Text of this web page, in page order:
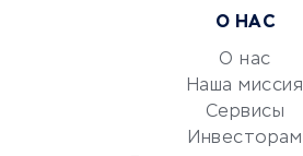
О НАС
О нас
Наша миссия
Сервисы
Инвесторам